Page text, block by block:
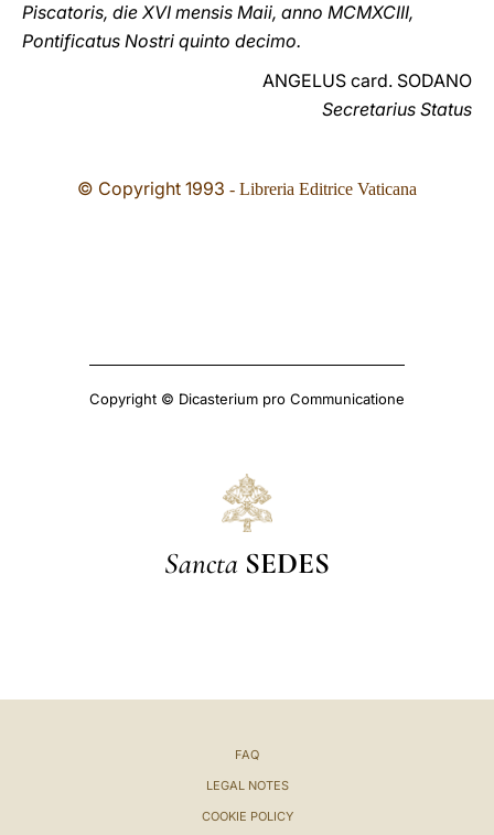
Piscatoris, die XVI mensis Maii, anno MCMXCIII,
Pontificatus Nostri quinto decimo.
ANGELUS card. SODANO
Secretarius Status
© Copyright 1993 - Libreria Editrice Vaticana
Copyright © Dicasterium pro Communicatione
Sancta SEDES
FAQ
LEGAL NOTES
COOKIE POLICY